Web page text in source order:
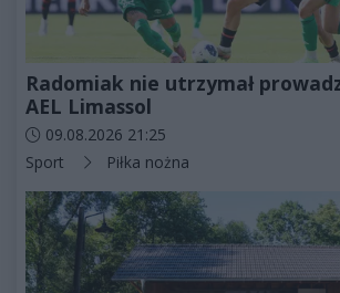
Radomiak nie utrzymał
AEL Limassol
Data dodania artykułu:
09.08.2026 21:25
Kategorie artykułu:
Sport Piłka nożna